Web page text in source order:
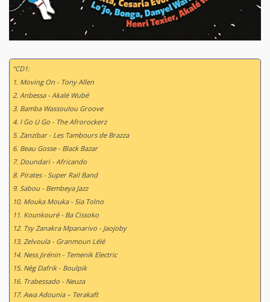
“CD1:
1. Moving On - Tony Allen
2. Anbessa - Akalé Wubé
3. Bamba Wassoulou Groove
4. I Go U Go - The Afrorockerz
5. Zanzibar - Les Tambours de Brazza
6. Beau Gosse - Black Bazar
7. Doundari - Africando
8. Pirates - Super Rail Band
9. Sabou - Bembeya Jazz
10. Mouka Mouka - Sia Tolno
11. Kounkouré - Ba Cissoko
12. Tsy Zanakra Mpanarivo - Jaojoby
13. Zelvoula - Granmoun Lélé
14. Ness Jirénin - Temenik Electric
15. Nèg Dafrik - Boulpik
16. Trabessado - Neuza
17. Awa Adounia – Terakaft